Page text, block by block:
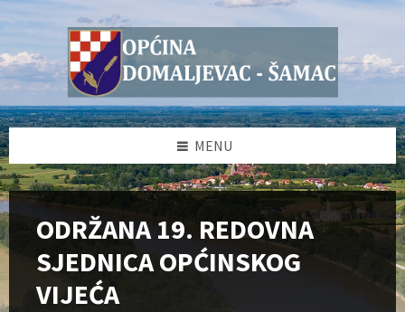
Skip
to
Skip
to
sidebar
Skip
to
sidebar
Skip
to
MENU
ODRŽANA 19. REDOVNA
SJEDNICA OPĆINSKOG
VIJEĆA